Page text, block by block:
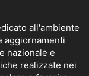
all'ambiente
aggiornamenti
nazionale e
realizzate nei